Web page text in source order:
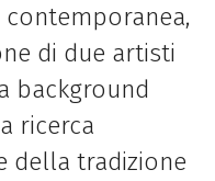
contemporanea,
di due artisti
background
ricerca
della tradizione